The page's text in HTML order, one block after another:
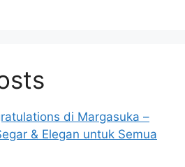
di Margasuka –
& Elegan untuk Semua